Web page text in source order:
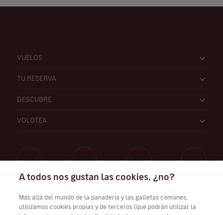
VUELOS
TU RESERVA
DESCUBRE
VOLOTEA
A todos nos gustan las cookies, ¿no?
Más allá del mundo de la panadería y las galletas comunes,
utilizamos cookies propias y de terceros (que podrán utilizar la